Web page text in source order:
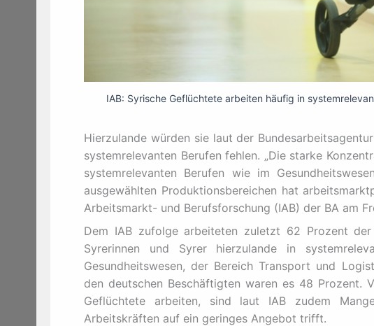
IAB: Syrische Geflüchtete arbeiten häufig in
Hierzulande würden sie laut der
systemrelevanten Berufen fehlen. „Die starke
systemrelevanten Berufen wie im
ausgewählten Produktionsbereichen hat
Arbeitsmarkt- und Berufsforschung (IAB) der BA am
Dem IAB zufolge arbeiteten zuletzt 62 Prozent
Syrerinnen und Syrer hierzulande in
Gesundheitswesen, der Bereich Transport und
den deutschen Beschäftigten waren es 48 Prozent.
Geflüchtete arbeiten, sind laut IAB zudem
Arbeitskräften auf ein geringes Angebot trifft.